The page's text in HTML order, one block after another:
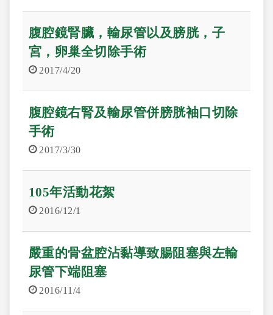
腹腔鏡腎臟，輸尿管以及膀胱，子
宮，卵巢全切除手術
2017/4/20
腹腔鏡右腎及輸尿管併膀胱袖口切除
手術
2017/3/30
105年活動花絮
2016/12/1
嚴重的骨盆腔沾黏導致腸阻塞與左輸
尿管下端阻塞
2016/11/4